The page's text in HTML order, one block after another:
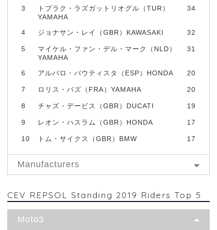
3
トプラク・ラズガットリオグル（TUR）
YAMAHA
34
4 ジョナサン・レイ（GBR）KAWASAKI 32
5
マイケル・ファン・デル・マーク（NLD）
YAMAHA
31
6 アルバロ・バウティスタ（ESP）HONDA 20
7 ロリス・バズ（FRA）YAMAHA 20
8 チャズ・デービス（GBR）DUCATI 19
9 レオン・ハスラム（GBR）HONDA 17
10 トム・サイクス（GBR）BMW 17
Manufacturers
CEV REPSOL Standing 2019 Riders Top 5
Moto3